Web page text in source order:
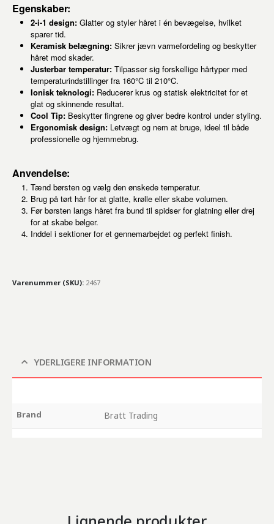
Egenskaber:
2-i-1 design:Glatter og styler håret i én bevægelse, hvilket
sparer tid.
Keramisk belægning:Sikrer jævn varmefordeling og beskytter
håret mod skader.
Justerbar temperatur:Tilpasser sig forskellige hårtyper med
temperaturindstillinger fra 160°C til 210°C.
Ionisk teknologi:Reducerer krus og statisk elektricitet for et
glat og skinnende resultat.
Cool Tip:Beskytter fingrene og giver bedre kontrol under styling.
Ergonomisk design:Letvægt og nem at bruge, ideel til både
professionelle og hjemmebrug.
Anvendelse:
Tænd børsten og vælg den ønskede temperatur.
Brug på tørt hår for at glatte, krølle eller skabe volumen.
Før børsten langs håret fra bund til spidser for glatning eller drej
for at skabe bølger.
Inddel i sektioner for et gennemarbejdet og perfekt finish.
Varenummer (SKU): 2467
YDERLIGERE INFORMATION
Brand Bratt Trading